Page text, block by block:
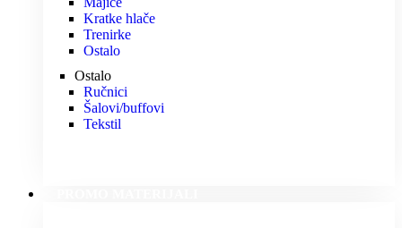
Kratke hlače
Trenirke
Ostalo
Ostalo
Ručnici
Šalovi/buffovi
Tekstil